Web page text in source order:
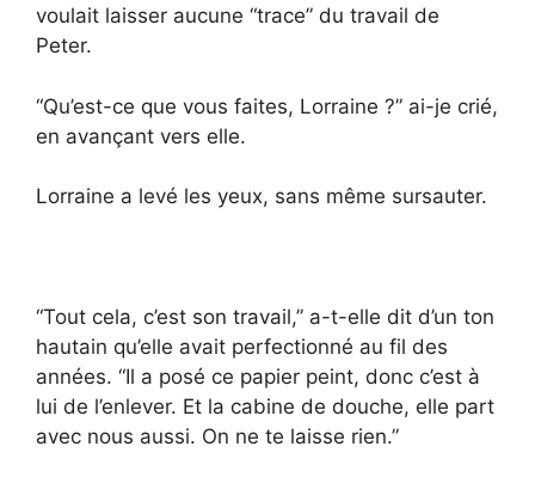
voulait laisser aucune “trace” du travail de
Peter.
“Qu’est-ce que vous faites, Lorraine ?” ai-je crié,
en avançant vers elle.
Lorraine a levé les yeux, sans même sursauter.
“Tout cela, c’est son travail,” a-t-elle dit d’un ton
hautain qu’elle avait perfectionné au fil des
années. “Il a posé ce papier peint, donc c’est à
lui de l’enlever. Et la cabine de douche, elle part
avec nous aussi. On ne te laisse rien.”